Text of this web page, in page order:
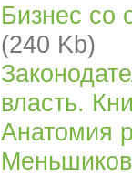
Бизнес со
(240 Kb)
власть.
Анатомия